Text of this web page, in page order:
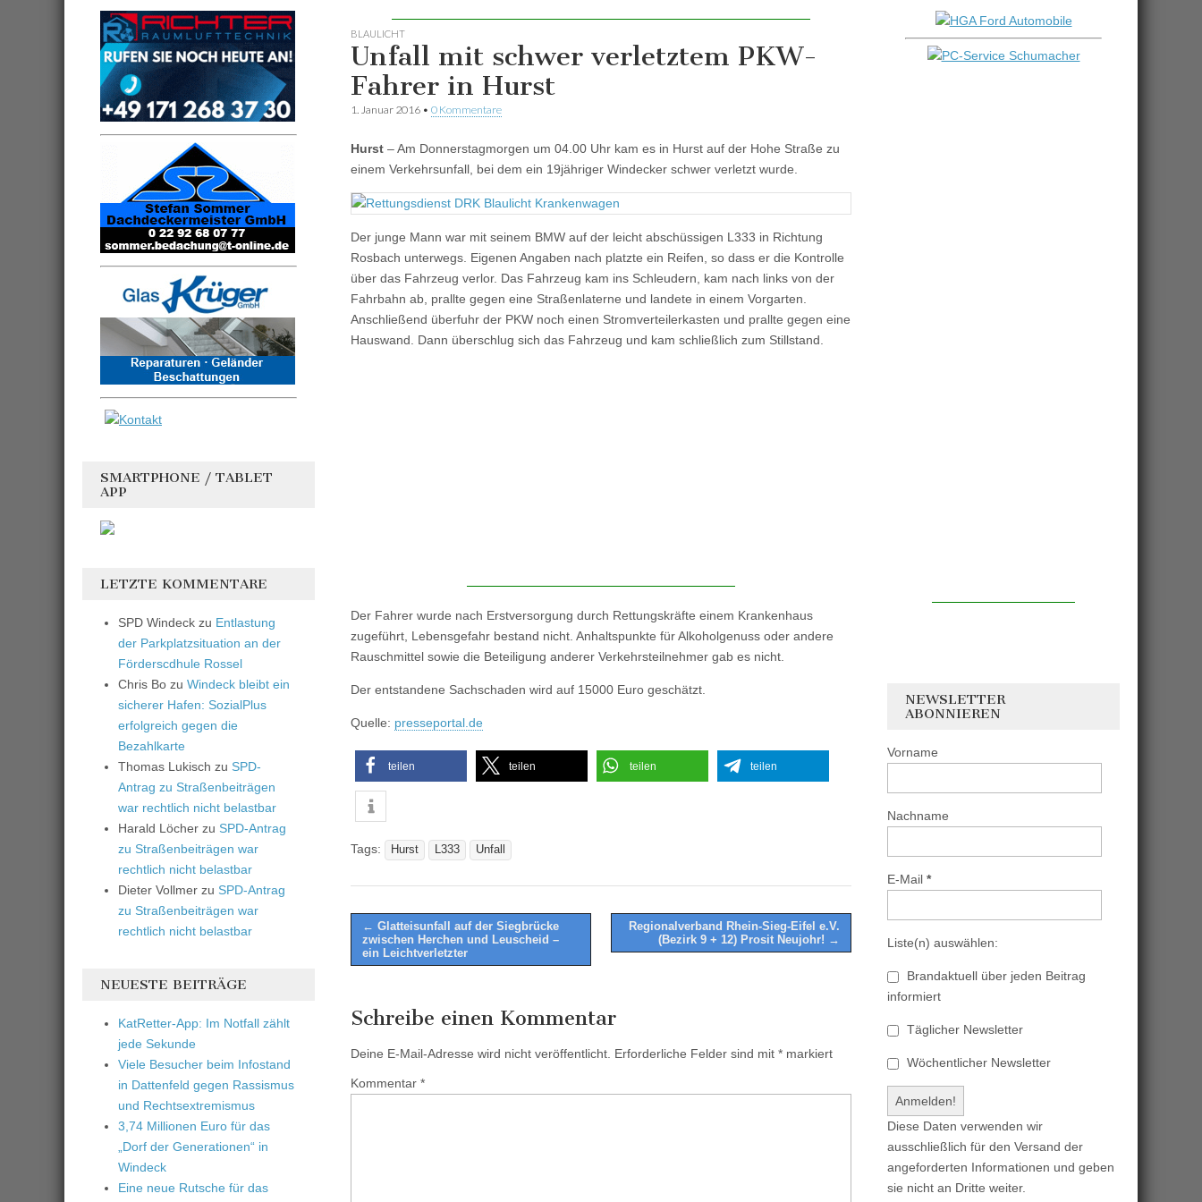
BLAULICHT
Unfall mit schwer verletztem PKW-
Fahrer in Hurst
1. Januar 2016 • 0 Kommentare
Hurst – Am Donnerstagmorgen um 04.00 Uhr kam es in Hurst auf der Hohe Straße zu
einem Verkehrsunfall, bei dem ein 19jähriger Windecker schwer verletzt wurde.
Der junge Mann war mit seinem BMW auf der leicht abschüssigen L333 in Richtung
Rosbach unterwegs. Eigenen Angaben nach platzte ein Reifen, so dass er die Kontrolle
über das Fahrzeug verlor. Das Fahrzeug kam ins Schleudern, kam nach links von der
Fahrbahn ab, prallte gegen eine Straßenlaterne und landete in einem Vorgarten.
Anschließend überfuhr der PKW noch einen Stromverteilerkasten und prallte gegen eine
Hauswand. Dann überschlug sich das Fahrzeug und kam schließlich zum Stillstand.
Der Fahrer wurde nach Erstversorgung durch Rettungskräfte einem Krankenhaus
zugeführt, Lebensgefahr bestand nicht. Anhaltspunkte für Alkoholgenuss oder andere
Rauschmittel sowie die Beteiligung anderer Verkehrsteilnehmer gab es nicht.
Der entstandene Sachschaden wird auf 15000 Euro geschätzt.
Quelle: presseportal.de
teilen teilen teilen teilen
Tags: Hurst L333 Unfall
Post
navigation
← Glatteisunfall auf der Siegbrücke
zwischen Herchen und Leuscheid –
ein Leichtverletzter
Regionalverband Rhein-Sieg-Eifel e.V.
(Bezirk 9 + 12) Prosit Neujohr! →
Schreibe einen Kommentar
Deine E-Mail-Adresse wird nicht veröffentlicht. Erforderliche Felder sind mit * markiert
Kommentar *
SMARTPHONE / TABLET
APP
LETZTE KOMMENTARE
SPD Windeck zu Entlastung
der Parkplatzsituation an der
Förderscdhule Rossel
Chris Bo zu Windeck bleibt ein
sicherer Hafen: SozialPlus
erfolgreich gegen die
Bezahlkarte
Thomas Lukisch zu SPD-
Antrag zu Straßenbeiträgen
war rechtlich nicht belastbar
Harald Löcher zu SPD-Antrag
zu Straßenbeiträgen war
rechtlich nicht belastbar
Dieter Vollmer zu SPD-Antrag
zu Straßenbeiträgen war
rechtlich nicht belastbar
NEUESTE BEITRÄGE
KatRetter-App: Im Notfall zählt
jede Sekunde
Viele Besucher beim Infostand
in Dattenfeld gegen Rassismus
und Rechtsextremismus
3,74 Millionen Euro für das
„Dorf der Generationen“ in
Windeck
Eine neue Rutsche für das
NEWSLETTER
ABONNIEREN
Vorname
Nachname
E-Mail *
Liste(n) auswählen:
Brandaktuell über jeden Beitrag
informiert
Täglicher Newsletter
Wöchentlicher Newsletter
Diese Daten verwenden wir
ausschließlich für den Versand der
angeforderten Informationen und geben
sie nicht an Dritte weiter.